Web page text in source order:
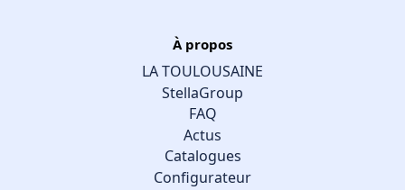
À propos
LA TOULOUSAINE
StellaGroup
FAQ
Actus
Catalogues
Configurateur